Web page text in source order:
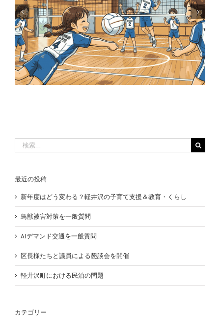
鳥獣被害対策を一般質問
索
最近の投稿
新年度はどう変わる？軽井沢の子育て支援＆教育・くらし
鳥獣被害対策を一般質問
AIデマンド交通を一般質問
区長様たちと議員による懇談会を開催
軽井沢町における民泊の問題
カテゴリー